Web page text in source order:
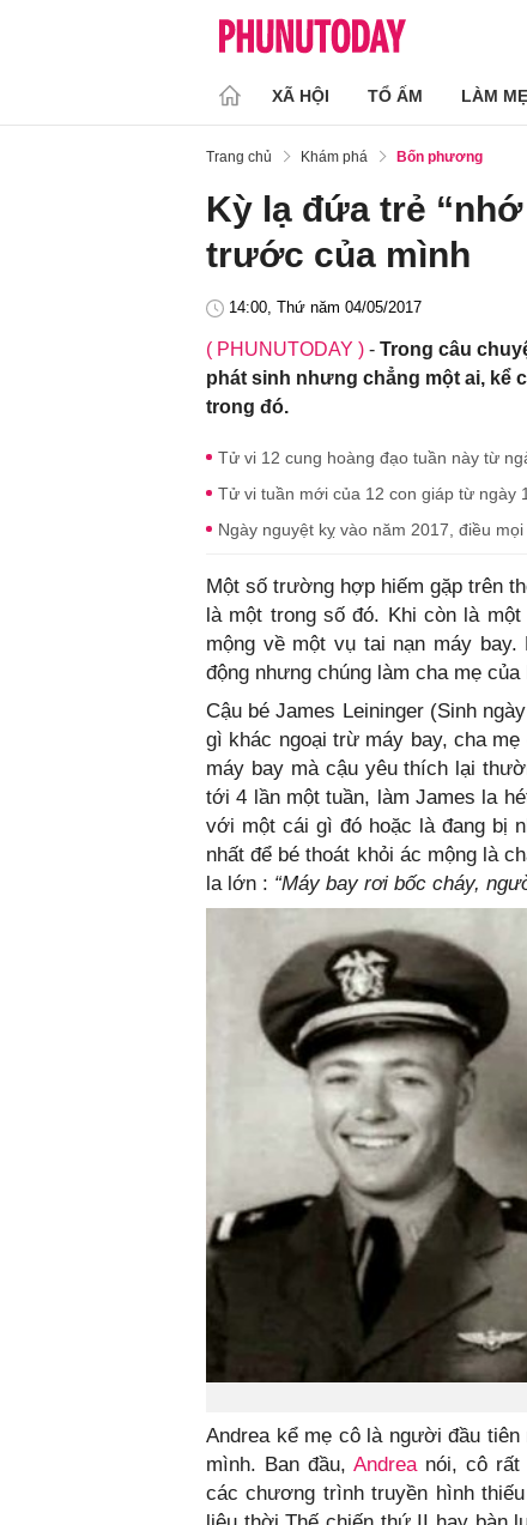
XÃ HỘI TỔ ẤM LÀM MẸ
Trang chủ Khám phá Bốn phương
Kỳ lạ đứa trẻ
trước của mình
14:00, Thứ năm 04/05/2017
( PHUNUTODAY ) - Trong câu
phát sinh nhưng chẳng một ai, kể
trong đó.
Tử vi 12 cung hoàng đạo tuần này từ
Tử vi tuần mới của 12 con giáp từ ngày
Ngày nguyệt kỵ vào năm 2017, điều
Một số trường hợp hiếm gặp trên
là một trong số đó. Khi còn là
mộng về một vụ tai nạn máy
động nhưng chúng làm cha mẹ
Cậu bé James Leininger (Sinh
gì khác ngoại trừ máy bay, cha
máy bay mà cậu yêu thích lại
tới 4 lần một tuần, làm James la
với một cái gì đó hoặc là đang bị
nhất để bé thoát khỏi ác mộng là
la lớn : “Máy bay rơi bốc cháy,
Andrea kể mẹ cô là người đầu
mình. Ban đầu,Andreanói, cô rất
các chương trình truyền hình